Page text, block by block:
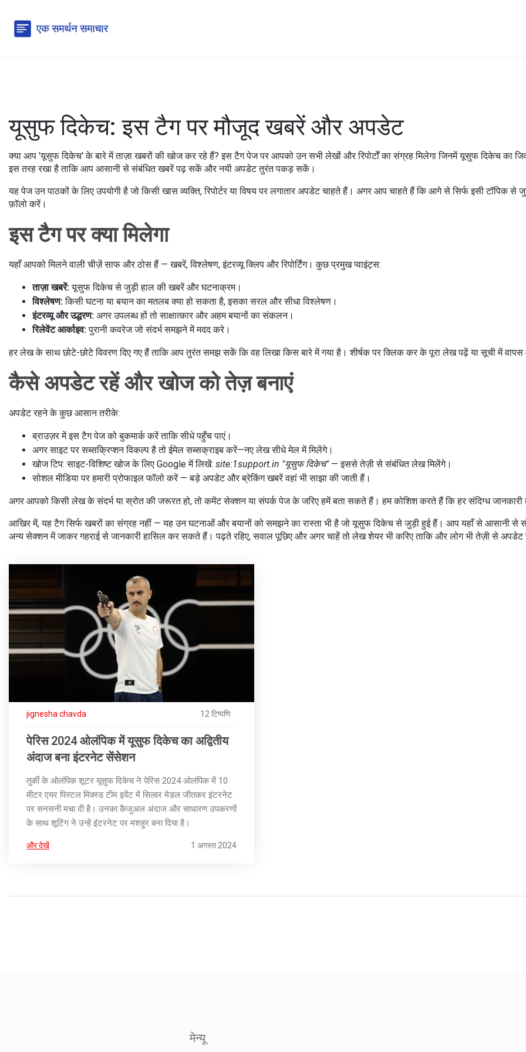
यूसुफ दिकेच: इस टैग पर मौजूद खबरें और अपडेट
क्या आप 'यूसुफ दिकेच' के बारे में ताज़ा खबरों की खोज कर रहे हैं? इस टैग पेज पर आपको उन सभी लेखों और रिपोर्टों का संग्रह मिलेगा जिनमें यूसुफ दिकेच का
इस तरह रखा है ताकि आप आसानी से संबंधित खबरें पढ़ सकें और नयी अपडेट तुरंत पकड़ सकें।
यह पेज उन पाठकों के लिए उपयोगी है जो किसी खास व्यक्ति, रिपोर्टर या विषय पर लगातार अपडेट चाहते हैं। अगर आप चाहते हैं कि आगे से सिर्फ इसी टॉपिक
फ़ॉलो करें।
इस टैग पर क्या मिलेगा
यहाँ आपको मिलने वाली चीज़ें साफ और ठोस हैं — खबरें, विश्लेषण, इंटरव्यू क्लिप और रिपोर्टिंग। कुछ प्रमुख प्वाइंट्स:
ताज़ा खबरें:यूसुफ दिकेच से जुड़ी हाल की खबरें और घटनाक्रम।
विश्लेषण:किसी घटना या बयान का मतलब क्या हो सकता है, इसका सरल और सीधा विश्लेषण।
इंटरव्यू और उद्धरण: अगर उपलब्ध हों तो साक्षात्कार और अहम बयानों का संकलन।
रिलेवेंट आर्काइव:पुरानी कवरेज जो संदर्भ समझने में मदद करे।
हर लेख के साथ छोटे-छोटे विवरण दिए गए हैं ताकि आप तुरंत समझ सकें कि वह लिखा किस बारे में गया है। शीर्षक पर क्लिक कर के पूरा लेख पढ़ें या सूची में
कैसे अपडेट रहें और खोज को तेज़ बनाएं
अपडेट रहने के कुछ आसान तरीके:
ब्राउज़र में इस टैग पेज को बुकमार्क करें ताकि सीधे पहुँच पाएं।
अगर साइट पर सब्सक्रिप्शन विकल्प है तो ईमेल सब्सक्राइब करें—नए लेख सीधे मेल में मिलेंगे।
खोज टिप: साइट-विशिष्ट खोज के लिए Google में लिखें: site:1support.in "यूसुफ दिकेच"— इससे तेज़ी से संबंधित लेख मिलेंगे।
सोशल मीडिया पर हमारी प्रोफाइल फॉलो करें — बड़े अपडेट और ब्रेकिंग खबरें वहां भी साझा की जाती हैं।
अगर आपको किसी लेख के संदर्भ या स्रोत की जरूरत हो, तो कमेंट सेक्शन या संपर्क पेज के जरिए हमें बता सकते हैं। हम कोशिश करते हैं कि हर संदिग्ध जानकारी
आखिर में, यह टैग सिर्फ खबरों का संग्रह नहीं — यह उन घटनाओं और बयानों को समझने का रास्ता भी है जो यूसुफ दिकेच से जुड़ी हुई हैं। आप यहाँ से आसानी
अन्य सेक्शन में जाकर गहराई से जानकारी हासिल कर सकते हैं। पढ़ते रहिए, सवाल पूछिए और अगर चाहें तो लेख शेयर भी करिए ताकि और लोग भी तेज़ी से अपडेट
jignesha chavda 12 टिप्पणि
पेरिस 2024 ओलंपिक में यूसुफ दिकेच का अद्वितीय
अंदाज बना इंटरनेट सेंसेशन
तुर्की के ओलंपिक शूटर यूसुफ दिकेच ने पेरिस 2024 ओलंपिक में 10
मीटर एयर पिस्टल मिक्स्ड टीम इवेंट में सिल्वर मेडल जीतकर इंटरनेट
पर सनसनी मचा दी है। उनका कैजुअल अंदाज और साधारण उपकरणों
के साथ शूटिंग ने उन्हें इंटरनेट पर मशहूर बना दिया है।
और देखें 1 अगस्त 2024
मेन्यू